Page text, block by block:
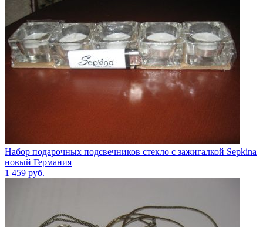
Набор подарочных подсвечников стекло с зажигалкой Sepkina
новый Германия
1 459 руб.